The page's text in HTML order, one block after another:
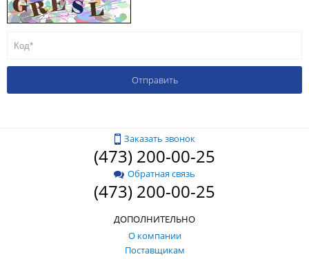
Заказать звонок
(473) 200-00-25
Обратная связь
(473) 200-00-25
ДОПОЛНИТЕЛЬНО
О компании
Поставщикам